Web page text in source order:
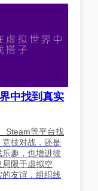
中找到真实
Steam等平台找
技对战，还是
趣，也增进彼
限于虚拟空
友谊，组织线